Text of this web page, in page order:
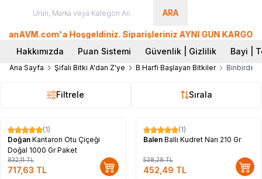
ARA
Hoşgeldiniz. Siparişleriniz AYNI GÜN
Hakkımızda
Puan Sistemi Güvenlik | Gizlilik Bayi |
Ana Sayfa Şifalı Bitki A'dan Z'ye B Harfi Başlayan Bitkiler
Filtrele Sırala
%14
(1)
Doğan Kantaron Otu Çiçeği
Doğal 1000 Gr Paket
832,11TL
717,63 TL
%16
(1)
Balen Ballı Kudret Narı 210 Gr
538,28TL
452,49 TL